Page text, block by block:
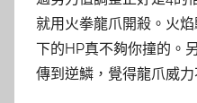
就用火拳龍爪開殺。火
下的HP真不夠你撞的。
傳到逆鱗，覺得龍爪威